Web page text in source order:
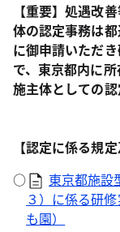
【重要】処遇改
体の認定事務は
に御申請いただ
で、東京都内に
施主体としての認
【認定に係る規定
○
東京都施設
３）に係る研
も園）